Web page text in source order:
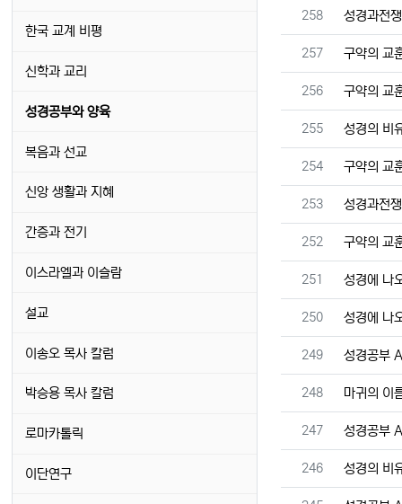
번호
258 성경과전
번호
257 구약의 교
번호
256 구약의 교
번호
255 성경의 비
번호
254 구약의 교
번호
253 성경과전
번호
252 구약의 교
번호
251 성경에 나
번호
250 성경에 나
번호
249 성경공부
번호
248 마귀의 이
번호
247 성경공부
번호
246 성경의 비
한국 교계 비평
신학과 교리
성경공부와 양육
복음과 선교
신앙 생활과 지혜
간증과 전기
이스라엘과 이슬람
설교
이송오 목사 칼럼
박승용 목사 칼럼
로마카톨릭
이단연구